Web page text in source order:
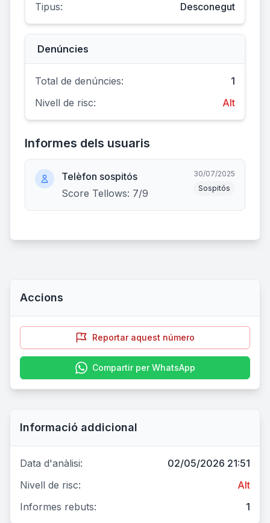
Tipus:
Desconegut
Denúncies
Total de denúncies:
1
Nivell de risc:
Alt
Informes dels usuaris
Telèfon sospitós
Score Tellows: 7/9
30/07/2025
Sospitós
Accions
Reportar aquest número
Compartir per WhatsApp
Informació addicional
Data d'anàlisi:
02/05/2026 21:51
Nivell de risc:
Alt
Informes rebuts:
1